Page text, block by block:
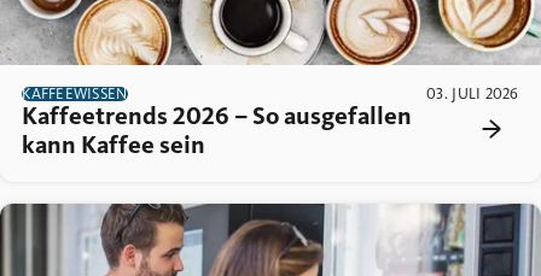
KAFFEEWISSEN 03. JULI 2026
Kaffeetrends 2026 – So ausgefallen
kann Kaffee sein